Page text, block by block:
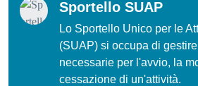
Sportello SUAP
Lo Sportello Unico per le
(SUAP) si occupa di
necessarie per l'avvio, la
cessazione di un'attività.